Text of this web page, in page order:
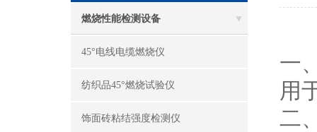
燃烧性能检测设备
45°电线电缆燃烧仪
纺织品45°燃烧试验仪
饰面砖粘结强度检测仪
一
用
二